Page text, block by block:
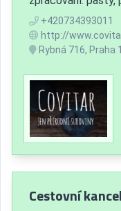
+420734393011
http://
Rybná 716, Praha 1
Cestovní